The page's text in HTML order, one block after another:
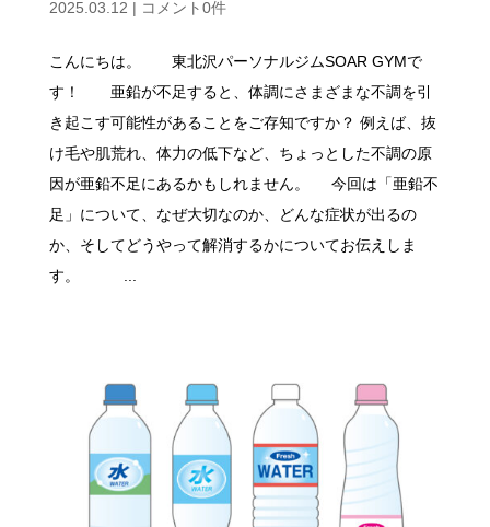
2025.03.12 | コメント0件
こんにちは。 東北沢パーソナルジムSOAR GYMで
す！ 亜鉛が不足すると、体調にさまざまな不調を引
き起こす可能性があることをご存知ですか？ 例えば、抜
け毛や肌荒れ、体力の低下など、ちょっとした不調の原
因が亜鉛不足にあるかもしれません。 今回は「亜鉛不
足」について、なぜ大切なのか、どんな症状が出るの
か、そしてどうやって解消するかについてお伝えしま
す。 ...